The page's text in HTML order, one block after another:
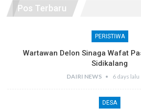
Pos Terbaru
PERISTIWA
Wartawan Delon Sinaga Wafat
Sidikalang
DAIRI NEWS 6 days lalu
DESA